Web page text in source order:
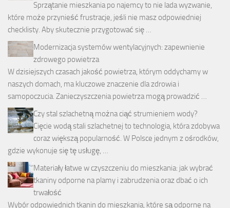
Sprzątanie mieszkania po najemcy to nie lada wyzwanie,
które może przynieść frustracje, jeśli nie masz odpowiedniej
checklisty. Aby skutecznie przygotować się …
Modernizacja systemów wentylacyjnych: zapewnienie
zdrowego powietrza
W dzisiejszych czasach jakość powietrza, którym oddychamy w
naszych domach, ma kluczowe znaczenie dla zdrowia i
samopoczucia. Zanieczyszczenia powietrza mogą prowadzić …
Czy stal szlachetną można ciąć strumieniem wody?
Cięcie wodą stali szlachetnej to technologia, która zdobywa
coraz większą popularność. W Polsce jednym z ośrodków,
gdzie wykonuje się tę usługę, …
Materiały łatwe w czyszczeniu do mieszkania: jak wybrać
tkaniny odporne na plamy i zabrudzenia oraz dbać o ich
trwałość
Wybór odpowiednich tkanin do mieszkania, które są odporne na